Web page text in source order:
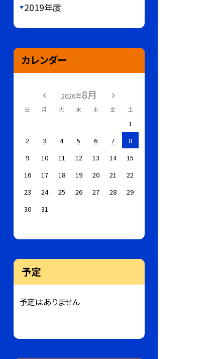
2019年度
カレンダー
2026年8月
日 月 火 水 木 金 土
1
2
3 4 5 6 7
8
9
10 11 12 13 14
15
16
17 18 19 20 21
22
23
24 25 26 27 28
29
30
31
予定
予定はありません